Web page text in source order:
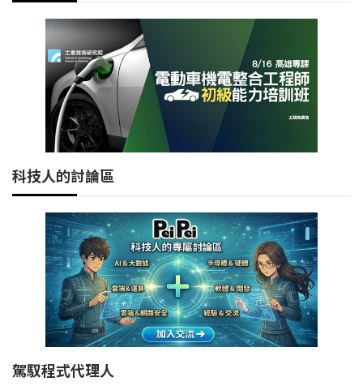
科技人的討論區
駕馭程式代理人